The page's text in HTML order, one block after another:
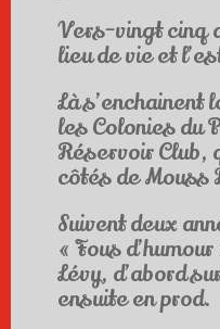
Vers-vingt cinq
lieu de vie et
Là s’enchainent
les Colonies du
Réservoir Club,
côtés de Mouss
Suivent deux
« Fous
Lévy, d’abord
ensuite en prod.